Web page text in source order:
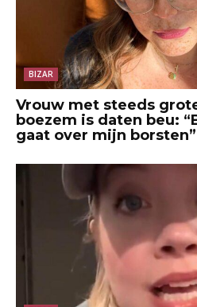
BIZAR
Vrouw met steeds
boezem is daten beu:
gaat over mijn borsten”